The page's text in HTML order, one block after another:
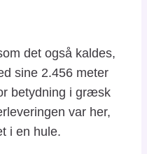
det også kaldes,
sine 2.456 meter
betydning i græsk
var her,
i en hule.